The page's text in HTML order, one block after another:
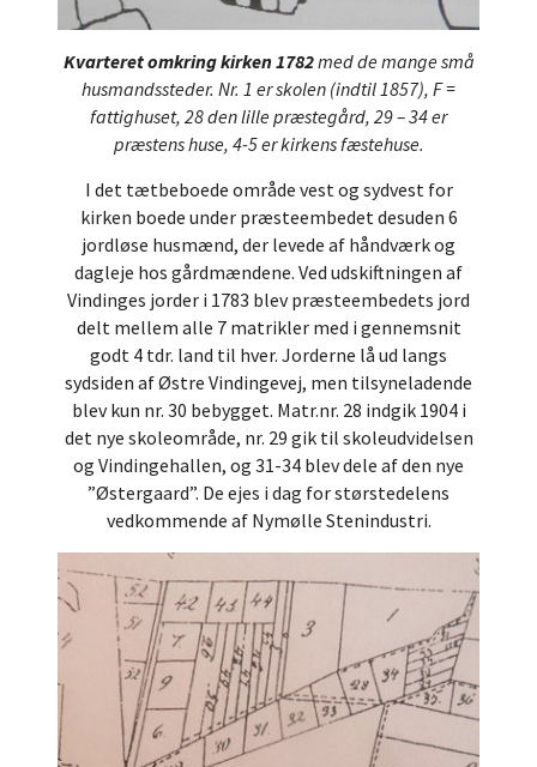
Kvarteret omkring kirken 1782med de mange små
husmandssteder. Nr. 1 er skolen (indtil 1857), F =
fattighuset, 28 den lille præstegård, 29 – 34 er
præstens huse, 4-5 er kirkens fæstehuse.
I det tætbeboede område vest og sydvest for
kirken boede under præsteembedet desuden 6
jordløse husmænd, der levede af håndværk og
dagleje hos gårdmændene. Ved udskiftningen af
Vindinges jorder i 1783 blev præsteembedets jord
delt mellem alle 7 matrikler med i gennemsnit
godt 4 tdr. land til hver. Jorderne lå ud langs
sydsiden af Østre Vindingevej, men tilsyneladende
blev kun nr. 30 bebygget. Matr.nr. 28 indgik 1904 i
det nye skoleområde, nr. 29 gik til skoleudvidelsen
og Vindingehallen, og 31-34 blev dele af den nye
”Østergaard”. De ejes i dag for størstedelens
vedkommende af Nymølle Stenindustri.